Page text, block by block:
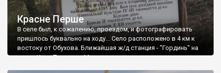
Красне Перше
В селе был, к сожалению, проездом, и фотографировать
пришлось буквально на ходу... Село расположено в 4 км к
востоку от Обухова. Ближайшая ж/д станция - "Гординь" на
ветке Киев-Триполье-Мироновка.